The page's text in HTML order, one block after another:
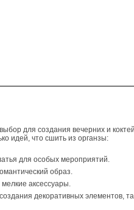
для создания вечерних и
идей, что сшить из органзы:
для особых мероприятий.
образ.
аксессуары.
декоративных элементов,